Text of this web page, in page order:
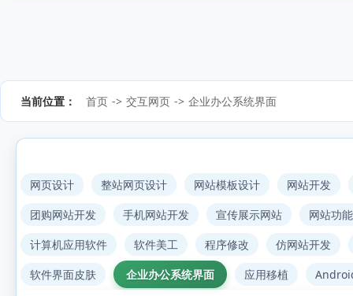
当前位置： 首页 -> 交互网页 -> 企业办公系统界面
网页设计 整站网页设计 网站模板设计
网站开发
团购网站开发
手机网站开发 宣传展示网站
网站功
计算机应用软件
软件美工 程序修改
仿网站开发
软件界面皮肤
企业办公系统界面 应用移植